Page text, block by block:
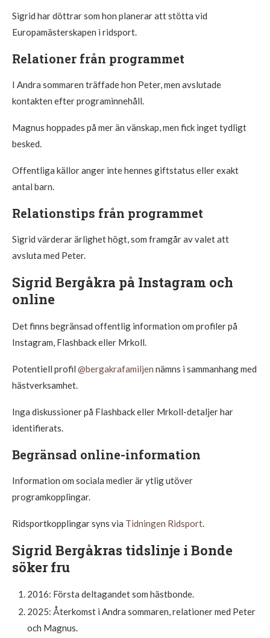
Sigrid har döttrar som hon planerar att stötta vid
Europamästerskapen i ridsport.
Relationer från programmet
I Andra sommaren träffade hon Peter, men avslutade
kontakten efter programinnehåll.
Magnus hoppades på mer än vänskap, men fick inget tydligt
besked.
Offentliga källor anger inte hennes giftstatus eller exakt
antal barn.
Relationstips från programmet
Sigrid värderar ärlighet högt, som framgår av valet att
avsluta med Peter.
Sigrid Bergåkra på Instagram och
online
Det finns begränsad offentlig information om profiler på
Instagram, Flashback eller Mrkoll.
Potentiell profil @bergakrafamiljen nämns i sammanhang med
hästverksamhet.
Inga diskussioner på Flashback eller Mrkoll-detaljer har
identifierats.
Begränsad online-information
Information om sociala medier är ytlig utöver
programkopplingar.
Ridsportkopplingar syns via Tidningen Ridsport.
Sigrid Bergåkras tidslinje i Bonde
söker fru
2016: Första deltagandet som hästbonde.
2025: Återkomst i Andra sommaren, relationer med Peter
och Magnus.